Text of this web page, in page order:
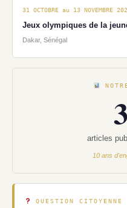
31 OCTOBRE au 13 NOVEMBRE
Jeux olympiques de la
Dakar, Sénégal
articles
10 ans
QUESTION CITOYENNE